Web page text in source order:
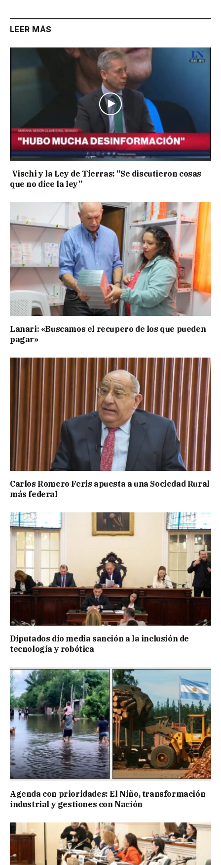
LEER MÁS
Vischi y la Ley de Tierras: “Se discutieron cosas
que no dice la ley”
Lanari: «Buscamos el recupero de los que pueden
pagar»
Carlos Romero Feris apuesta a una Sociedad Rural
más federal
Diputados dio media sanción a la inclusión de
tecnología y robótica
Agenda con prioridades: El Niño, transformación
industrial y gestiones con Nación